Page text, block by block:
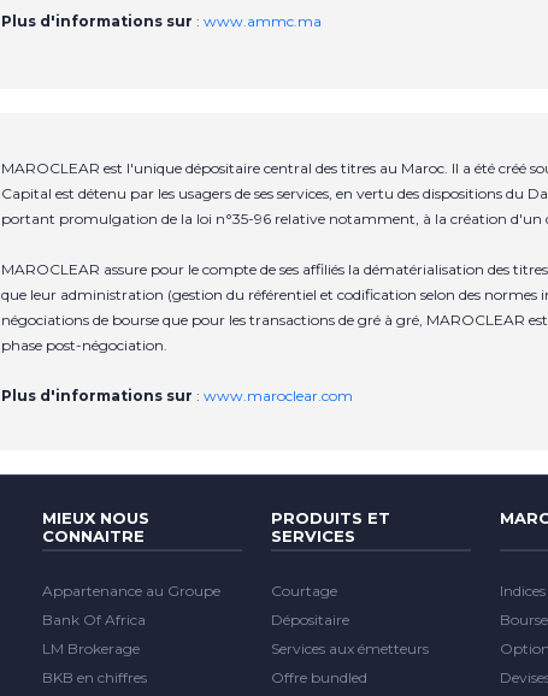
Plus d'informations sur : www.ammc.ma
MAROCLEAR est l'unique dépositaire central des titres au Maroc. Il a été créé
Capital est détenu par les usagers de ses services, en vertu des dispositions du
portant promulgation de la loi n°35-96 relative notamment, à la création d'un
MAROCLEAR assure pour le compte de ses affiliés la dématérialisation des
que leur administration (gestion du référentiel et codification selon des normes
négociations de bourse que pour les transactions de gré à gré, MAROCLEAR
phase post-négociation.
Plus d'informations sur : www.maroclear.com
MIEUX NOUS
CONNAITRE
Appartenance au Groupe
Bank Of Africa
LM Brokerage
BKB en chiffres
PRODUITS ET
SERVICES
Courtage
Dépositaire
Services aux émetteurs
Offre bundled
Indices